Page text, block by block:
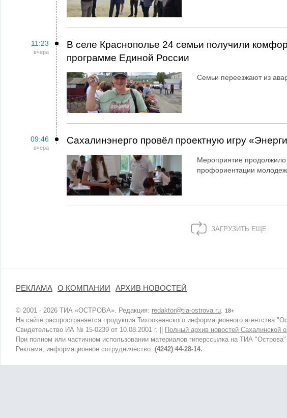
11:23
вчера
В селе Краснополье 24 семьи получили
программе Единой России
Семьи переезжают из
09:46
вчера
Сахалинэнерго провёл проектную игру
Мероприятие
профориентации
ЗАГРУЗИТЬ ЕЩЕ
РЕКЛАМА О КОМПАНИИ АРХИВ НОВОСТЕЙ
© 2001 - 2026 ТИА «ОСТРОВА». Редакция: redaktor@tia-ostrova.ru. 18+
На сайте распространяется продукция Тихоокеанского информационного агентства
Свидетельство ИА № 15-0239 от 10.08.2001 г. ||
Полный архив новостей Сахалинской
При полном или частичном использовании материалов гиперссылка на ТИА "Острова"
Реклама, информационное сотрудничество: (4242) 44-28-14.